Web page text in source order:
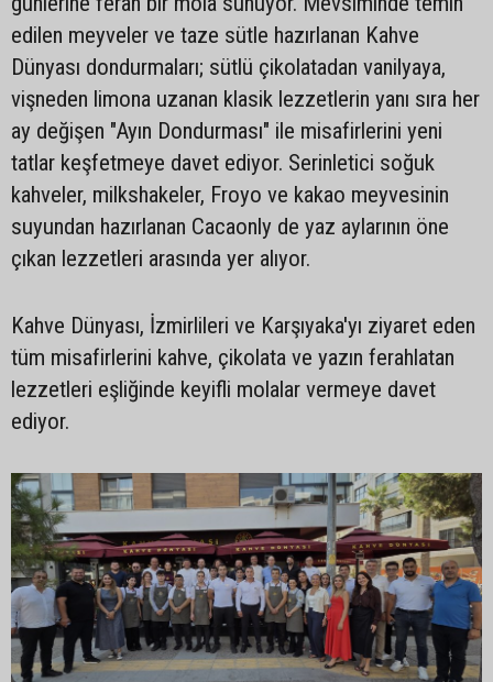
edilen meyveler ve taze sütle hazırlanan Kahve
Dünyası dondurmaları; sütlü çikolatadan vanilyaya,
vişneden limona uzanan klasik lezzetlerin yanı sıra her
ay değişen "Ayın Dondurması" ile misafirlerini yeni
tatlar keşfetmeye davet ediyor. Serinletici soğuk
kahveler, milkshakeler, Froyo ve kakao meyvesinin
suyundan hazırlanan Cacaonly de yaz aylarının öne
çıkan lezzetleri arasında yer alıyor.
Kahve Dünyası, İzmirlileri ve Karşıyaka'yı ziyaret eden
tüm misafirlerini kahve, çikolata ve yazın ferahlatan
lezzetleri eşliğinde keyifli molalar vermeye davet
ediyor.